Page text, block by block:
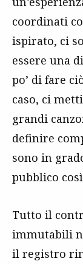
coordinati
ispirato, ci
essere una
po’ di fare
caso, ci
grandi
definire
sono in
pubblico
Tutto il
immutabili
il registro